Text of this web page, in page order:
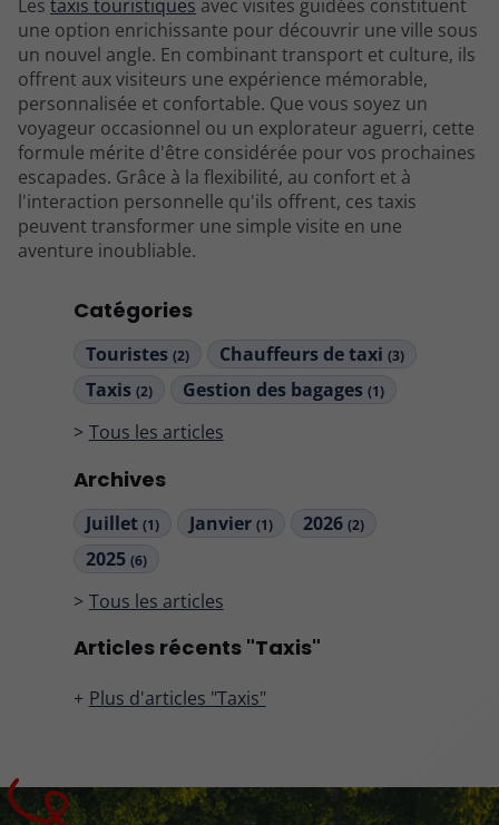
Catégories
Touristes (2) Chauffeurs de taxi(3)
Taxis (2) Gestion des bagages(1)
Tous les articles
Archives
Juillet (1) Janvier(1) 2026(2)
2025 (6)
Tous les articles
Articles récents "Taxis"
Plus d'articles "Taxis"
Les taxis touristiques avec visites guidées constituent
une option enrichissante pour découvrir une ville sous
un nouvel angle. En combinant transport et culture, ils
offrent aux visiteurs une expérience mémorable,
personnalisée et confortable. Que vous soyez un
voyageur occasionnel ou un explorateur aguerri, cette
formule mérite d'être considérée pour vos prochaines
escapades. Grâce à la flexibilité, au confort et à
l'interaction personnelle qu'ils offrent, ces taxis
peuvent transformer une simple visite en une
aventure inoubliable.